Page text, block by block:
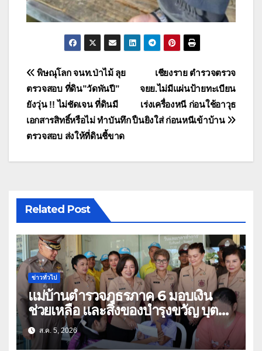
แนะแนว
เรื่อง
เชียงราย ตำรวจตรวจ
จยย.ไม่มีแผ่นป้ายทะเบียน
เร่งเครื่องหนี ก่อนใช้อาวุธ
ปืนยิงใส่ ก่อนหนีเข้าบ้าน
พิษณุโลก จนท.ป่าไม้ ลุย
ตรวจสอบ ที่ดิน”วัดพันปี”
ยังวุ่น !! ไม่ชัดเจน ที่ดินมี
เอกสารสิทธิ์หรือไม่ ทำบันทึก
ตรวจสอบ ส่งให้ที่ดินชี้ขาด
Related Post
ข่าวทั่วไป
แม่บ้านตำรวจภูธรภาค 6 มอบเงิน
ช่วยเหลือ และสิ่งของบำรุงขวัญ บุตร-
ธิดา ข้าราชการตำรวจจังหวัด
อุทัยธานี
ส.ค. 5, 2026